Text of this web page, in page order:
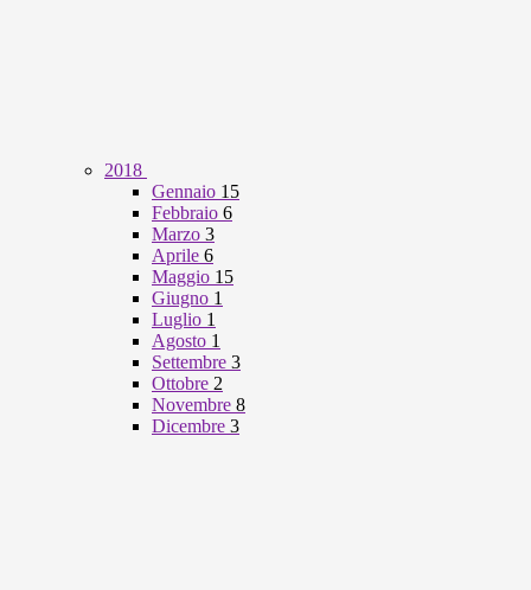
2018
Gennaio 15
Febbraio 6
Marzo 3
Aprile 6
Maggio 15
Giugno 1
Luglio 1
Agosto 1
Settembre 3
Ottobre 2
Novembre 8
Dicembre 3